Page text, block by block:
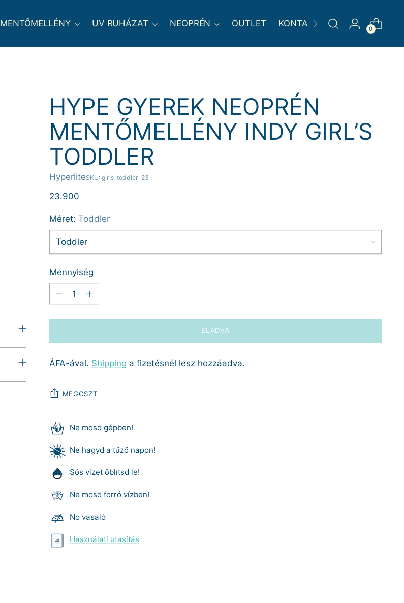
MENTŐMELLÉNY UV RUHÁZAT NEOPRÉN OUTLET KONTAKT
0
HYPE GYEREK NEOPRÉN
MENTŐMELLÉNY INDY GIRL’S
TODDLER
HyperliteSKU: girls_toddler_23
Normál
23.900
Méret: Toddler
Mennyiség
Mennyiség
ELADVA
ÁFA-ával. Shipping a fizetésnél lesz hozzáadva.
MEGOSZT
Ne mosd gépben!
Ne hagyd a tűző napon!
Sós vizet öblítsd le!
Ne mosd forró vízben!
No vasaló
Használati utasítás